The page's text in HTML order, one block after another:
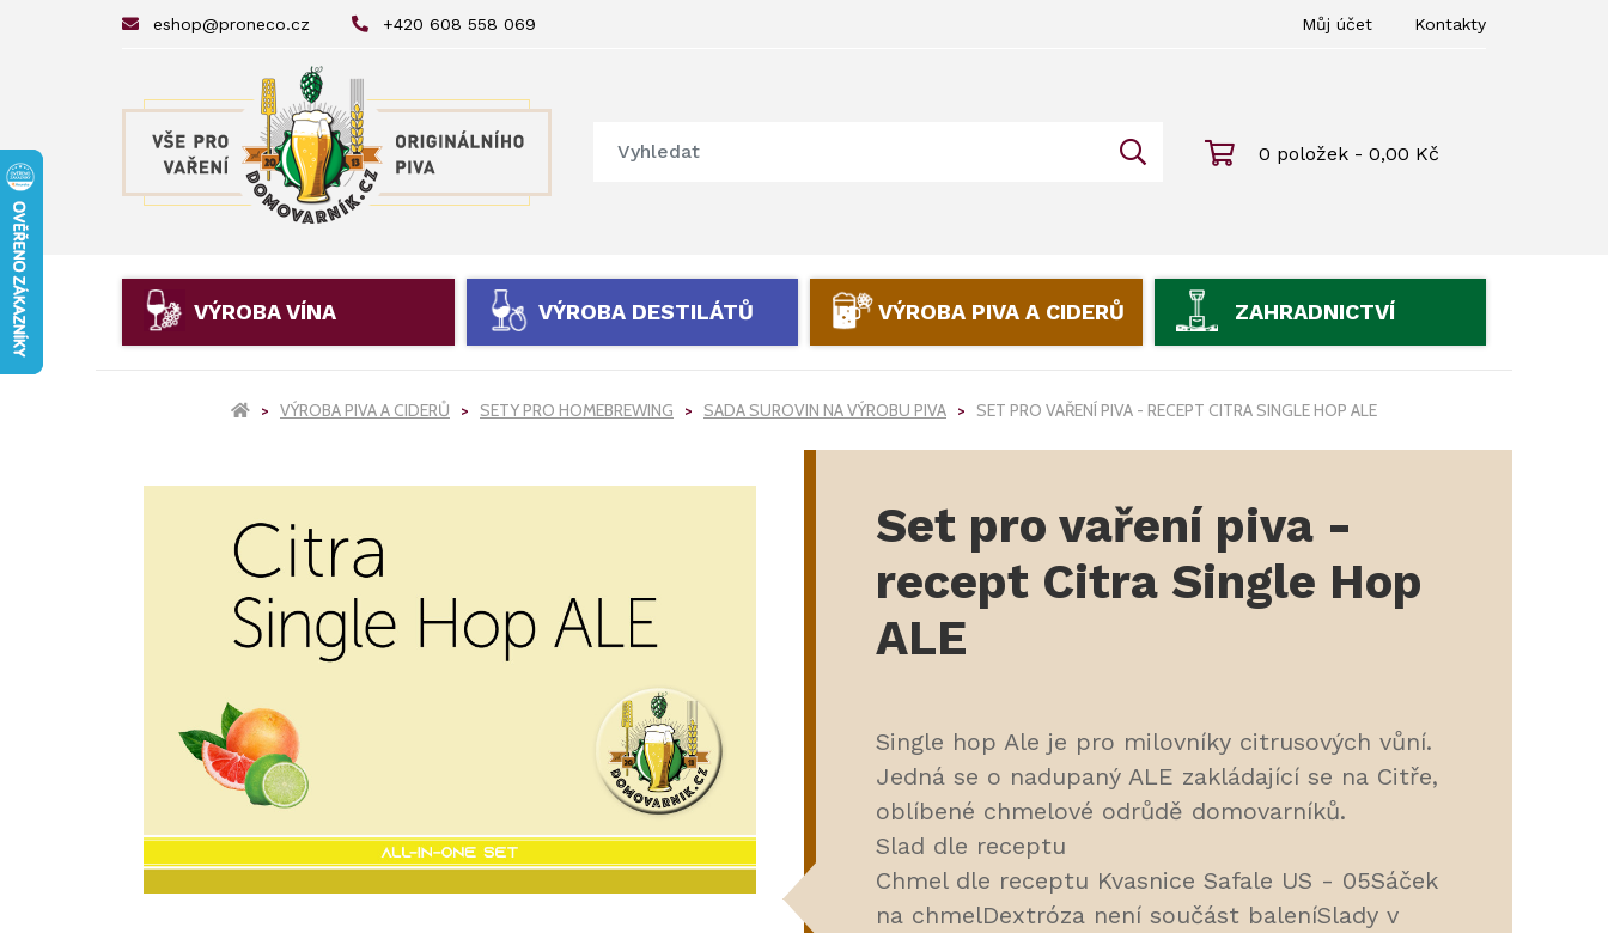
eshop@proneco.cz +420 608 558 069 Můj účet Kontakty
0 položek - 0,00 Kč
VÝROBA VÍNA VÝROBA DESTILÁTŮ VÝROBA PIVA A CIDERŮ ZAHRADNICTVÍ
VÝROBA PIVA A CIDERŮ SETY PRO HOMEBREWING SADA SUROVIN NA VÝROBU PIVA SET PRO VAŘENÍ PIVA - RECEPT CITRA SINGLE HOP ALE
Set pro vaření piva -
recept Citra Single Hop
ALE
Single hop Ale je pro milovníky citrusových vůní.
Jedná se o nadupaný ALE zakládající se na Citře,
oblíbené chmelové odrůdě domovarníků.
Slad dle receptu
Chmel dle receptu Kvasnice Safale US - 05Sáček
na chmelDextróza není součást baleníSlady v